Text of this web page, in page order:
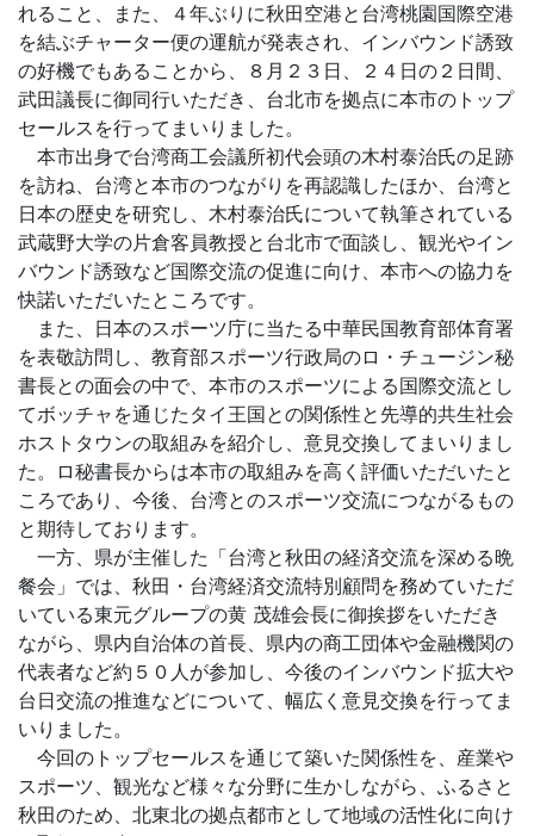
れること、また、４年ぶりに秋田空港と台湾桃園国際空港
を結ぶチャーター便の運航が発表され、インバウンド誘致
の好機でもあることから、８月２３日、２４日の２日間、
武田議長に御同行いただき、台北市を拠点に本市のトップ
セールスを行ってまいりました。
本市出身で台湾商工会議所初代会頭の木村泰治氏の足跡
を訪ね、台湾と本市のつながりを再認識したほか、台湾と
日本の歴史を研究し、木村泰治氏について執筆されている
武蔵野大学の片倉客員教授と台北市で面談し、観光やイン
バウンド誘致など国際交流の促進に向け、本市への協力を
快諾いただいたところです。
また、日本のスポーツ庁に当たる中華民国教育部体育署
を表敬訪問し、教育部スポーツ行政局のロ・チュージン秘
書長との面会の中で、本市のスポーツによる国際交流とし
てボッチャを通じたタイ王国との関係性と先導的共生社会
ホストタウンの取組みを紹介し、意見交換してまいりまし
た。ロ秘書長からは本市の取組みを高く評価いただいたと
ころであり、今後、台湾とのスポーツ交流につながるもの
と期待しております。
一方、県が主催した「台湾と秋田の経済交流を深める晩
餐会」では、秋田・台湾経済交流特別顧問を務めていただ
いている東元グループの黄 茂雄会長に御挨拶をいただき
ながら、県内自治体の首長、県内の商工団体や金融機関の
代表者など約５０人が参加し、今後のインバウンド拡大や
台日交流の推進などについて、幅広く意見交換を行ってま
いりました。
今回のトップセールスを通じて築いた関係性を、産業や
スポーツ、観光など様々な分野に生かしながら、ふるさと
秋田のため、北東北の拠点都市として地域の活性化に向け